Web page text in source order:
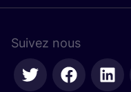
Suivez nous